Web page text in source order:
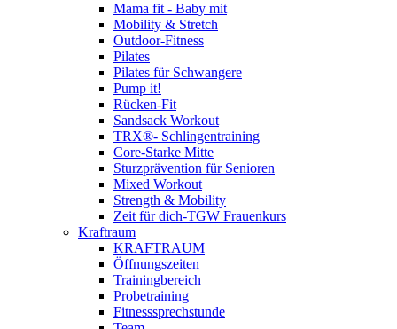
Mama fit - Baby mit
Mobility & Stretch
Outdoor-Fitness
Pilates
Pilates für Schwangere
Pump it!
Rücken-Fit
Sandsack Workout
TRX®- Schlingentraining
Core-Starke Mitte
Sturzprävention für Senioren
Mixed Workout
Strength & Mobility
Zeit für dich-TGW Frauenkurs
Kraftraum
KRAFTRAUM
Öffnungszeiten
Trainingbereich
Probetraining
Fitnesssprechstunde